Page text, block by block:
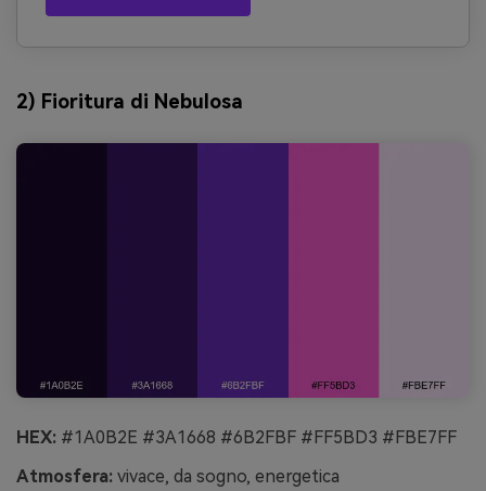
2) Fioritura di Nebulosa
HEX: #1A0B2E #3A1668 #6B2FBF #FF5BD3 #FBE7FF
Atmosfera: vivace, da sogno, energetica